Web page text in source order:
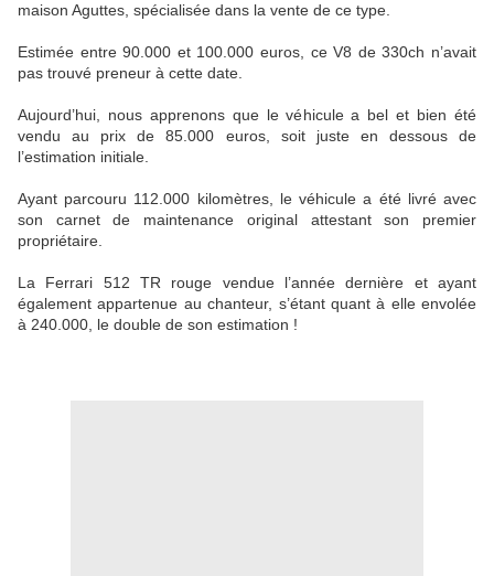
maison Aguttes, spécialisée dans la vente de ce type.
Estimée entre 90.000 et 100.000 euros, ce V8 de 330ch n’avait
pas trouvé preneur à cette date.
Aujourd’hui, nous apprenons que le véhicule a bel et bien été
vendu au prix de 85.000 euros, soit juste en dessous de
l’estimation initiale.
Ayant parcouru 112.000 kilomètres, le véhicule a été livré avec
son carnet de maintenance original attestant son premier
propriétaire.
La Ferrari 512 TR rouge vendue l’année dernière et ayant
également appartenue au chanteur, s’étant quant à elle envolée
à 240.000, le double de son estimation !